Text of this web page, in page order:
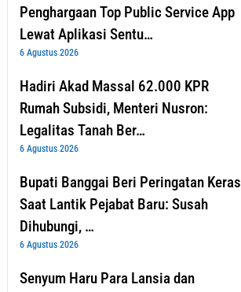
Penghargaan Top Public Service App
Lewat Aplikasi Sentu…
6 Agustus 2026
Hadiri Akad Massal 62.000 KPR
Rumah Subsidi, Menteri Nusron:
Legalitas Tanah Ber…
6 Agustus 2026
Bupati Banggai Beri Peringatan Keras
Saat Lantik Pejabat Baru: Susah
Dihubungi, …
6 Agustus 2026
Senyum Haru Para Lansia dan